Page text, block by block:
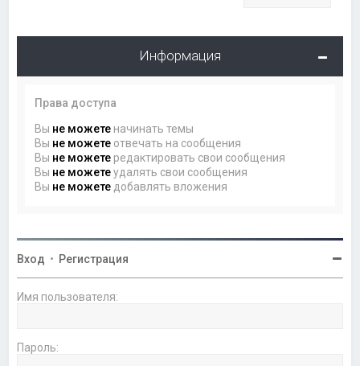
Информация
Права доступа
Вы не можете начинать темы
Вы не можете отвечать на сообщения
Вы не можете редактировать свои сообщения
Вы не можетеудалять свои сообщения
Вы не можете добавлять вложения
Вход • Регистрация
Имя пользователя:
Пароль: